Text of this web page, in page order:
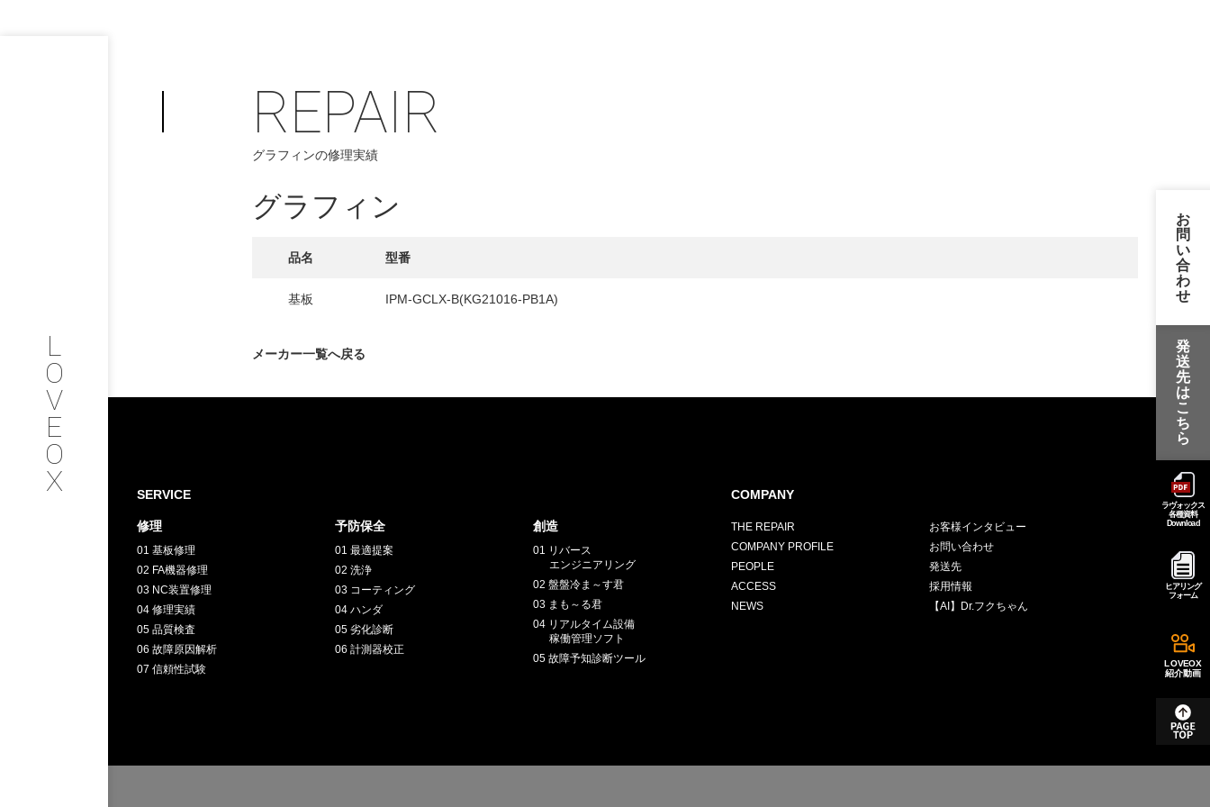
L
O
V
E
O
X
PHILOSOPHY
フィロソフィー
COMPANY
PROFILE
SERVICE
INTERVIEW
お客様インタビュー
RECRUIT
採用情報
CHALLENGE
お問い合わせ / 発送先
お
問
い
合
わ
せ
発
送
先
は
こ
ち
ら
ラヴォックス
各種資料
Download
ヒアリング
フォーム
LOVEOX
紹介動画
REPAIR
グラフィンの修理実績
グラフィン
品名 型番
基板 IPM-GCLX-B(KG21016-PB1A)
メーカー一覧へ戻る
SERVICE
修理
01 基板修理
02 FA機器修理
03 NC装置修理
04 修理実績
05 品質検査
06 故障原因解析
07 信頼性試験
予防保全
01 最適提案
02 洗浄
03 コーティング
04 ハンダ
05 劣化診断
06 計測器校正
創造
01 リバース
エンジニアリング
02 盤盤冷ま～す君
03 まも～る君
04 リアルタイム設備
稼働管理ソフト
05 故障予知診断ツール
COMPANY
THE REPAIR
COMPANY PROFILE
PEOPLE
ACCESS
NEWS
お客様インタビュー
お問い合わせ
発送先
採用情報
【AI】Dr.フクちゃん